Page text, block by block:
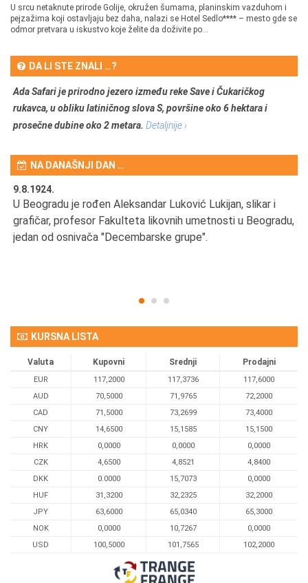
U srcu netaknute prirode Golije, okružen šumama, planinskim vazduhom i
pejzažima koji ostavljaju bez daha, nalazi se Hotel Sedlo**** – mesto gde se
odmor pretvara u iskustvo koje želite da doživite po...
DA LI STE ZNALI …?
Ada Safari je prirodno jezero između reke Save i Čukaričkog
rukavca, u obliku latiničnog slova S, površine oko 6 hektara i
prosečne dubine oko 2 metara. Detaljnije ›
NA DANAŠNJI DAN …
9.8.1924.
U Beogradu je rođen Aleksandar Luković Lukijan, slikar i
grafičar, profesor Fakulteta likovnih umetnosti u Beogradu,
jedan od osnivača "Decembarske grupe".
KURSNA LISTA
Valuta Kupovni Srednji Prodajni
EUR 117,2000 117,3736
117,6000
AUD
70,5000 71,9765
72,2000
CAD
71,5000 73,2699
73,4000
CNY
14,6500 15,1585
15,1500
HRK
0,0000 0,0000
0,0000
CZK
4,6500 4,8521
4,8400
DKK
0.0000 15,7073
0,0000
HUF
31,3200 32,2325
32,2000
JPY
63,6000 65,0340
65,3000
NOK
0,0000 10,7267
0,0000
USD
100,5000 101,7565 102,2000